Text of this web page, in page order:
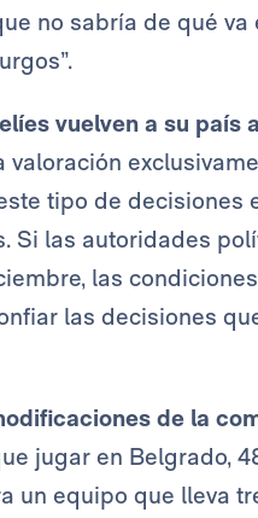
no sabría de qué
vuelven a su país
valoración
tipo de decisiones
Si las autoridades
las
las decisiones
de la
jugar en Belgrado,
un equipo que lleva